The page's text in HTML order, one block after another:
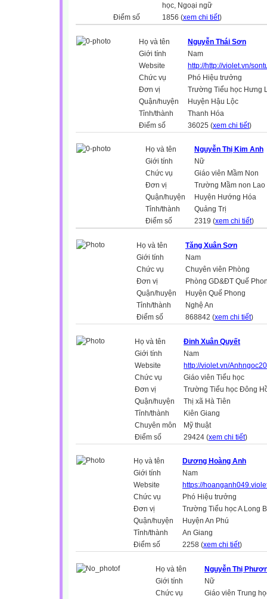
học, Ngoại ngữ
Điểm số
1856 (xem chi tiết)
Họ và tên
Nguyễn Thái Sơn
Giới tính
Nam
Website
http://http://violet.vn/
Chức vụ
Phó Hiệu trưởng
Đơn vị
Trường Tiểu học Hưng
Quận/huyện
Huyện Hậu Lộc
Tỉnh/thành
Thanh Hóa
Điểm số
36025 (xem chi tiết)
Họ và tên
Nguyễn Thị Kim Anh
Giới tính
Nữ
Chức vụ
Giáo viên Mầm Non
Đơn vị
Trường Mầm non Lao
Quận/huyện
Huyện Hướng Hóa
Tỉnh/thành
Quảng Trị
Điểm số
2319 (xem chi tiết)
Họ và tên
Tăng Xuân Sơn
Giới tính
Nam
Chức vụ
Chuyên viên Phòng
Đơn vị
Phòng GD&ĐT Quế
Quận/huyện
Huyện Quế Phong
Tỉnh/thành
Nghệ An
Điểm số
868842 (xem chi tiết)
Họ và tên
Đinh Xuân Quyết
Giới tính
Nam
Website
http://violet.vn/
Chức vụ
Giáo viên Tiểu học
Đơn vị
Trường Tiểu học Đông
Quận/huyện
Thị xã Hà Tiên
Tỉnh/thành
Kiên Giang
Chuyên môn
Mỹ thuật
Điểm số
29424 (xem chi tiết)
Họ và tên
Dương Hoàng Anh
Giới tính
Nam
Website
https://
Chức vụ
Phó Hiệu trưởng
Đơn vị
Trường Tiểu học A Long
Quận/huyện
Huyện An Phú
Tỉnh/thành
An Giang
Điểm số
2258 (xem chi tiết)
Họ và tên
Nguyễn Thị
Giới tính
Nữ
Chức vụ
Giáo viên Trung